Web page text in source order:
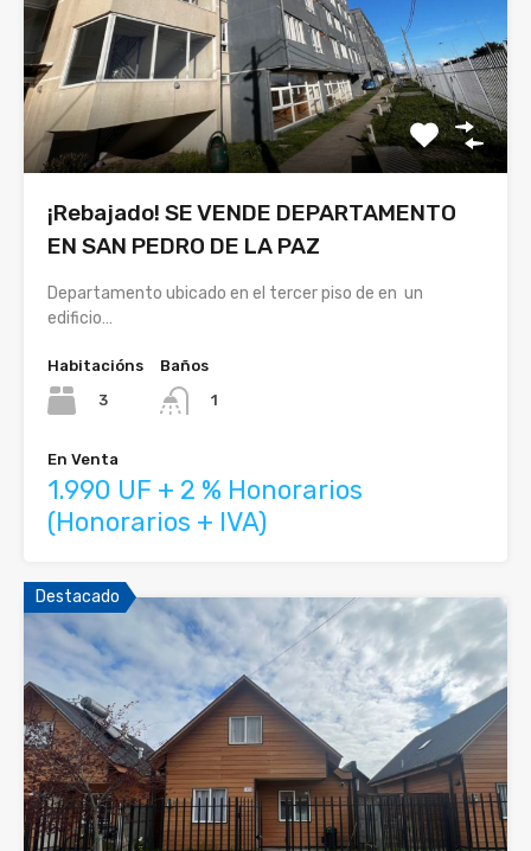
¡Rebajado! SE VENDE DEPARTAMENTO
EN SAN PEDRO DE LA PAZ
Departamento ubicado en el tercer piso de en un
edificio…
Habitacións
3
Baños
1
En Venta
1.990 UF + 2 % Honorarios
(Honorarios + IVA)
Destacado